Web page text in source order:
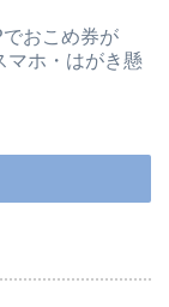
おこめ券が
マホ・はがき懸